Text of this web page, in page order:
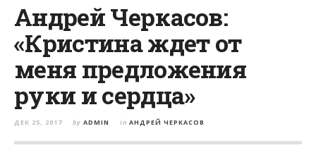
Андрей Черкасов:
«Кристина ждет от
меня предложения
руки и сердца»
ДЕК 25, 2017 by ADMIN in АНДРЕЙ ЧЕРКАСОВ